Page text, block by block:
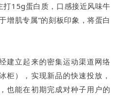
打15g蛋白质，口感接近风味牛
增肌专属”的刻板印象，将蛋白
建立起来的密集运动渠道网络
柜），实现新品的快速投放，
也能在初期完成对种子用户的